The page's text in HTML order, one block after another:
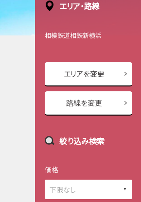
エリア・路線
相模鉄道相鉄新横浜
エリアを変更
路線を変更
絞り込み検索
価格